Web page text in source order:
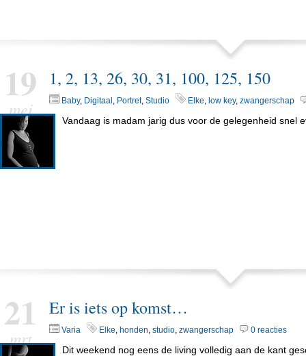
1, 2, 13, 26, 30, 31, 100, 125, 150
Baby, Digitaal , Portret, Studio Elke, low key, zwangerschap
19
mei
Vandaag is madam jarig dus voor de gelegenheid snel
Er is iets op komst…
Varia Elke, honden, studio, zwangerschap 0 reacties
21
mrt
Dit weekend nog eens de living volledig aan de kant